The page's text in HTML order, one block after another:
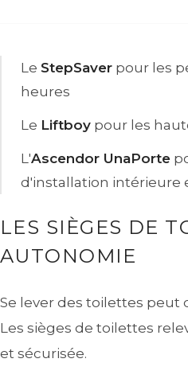
Le StepSaver pour les
heures
Le Liftboy pour les
L'Ascendor UnaPorte
d'installation intérieure
LES SIÈGES DE
AUTONOMIE
Se lever des toilettes peut
Les sièges de toilettes
et sécurisée.